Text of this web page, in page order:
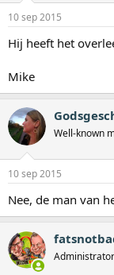
10 sep 2015
Hij heeft het
Mike
Well-known
10 sep 2015
Nee, de man van
Administrator